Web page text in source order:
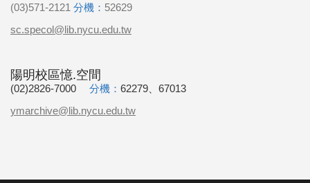
(03)571-2121 分機： 52629
sc.specol@lib.nycu.edu.tw
陽明校區憶.空間
(02)2826-7000 分機： 62279、67013
ymarchive@lib.nycu.edu.tw